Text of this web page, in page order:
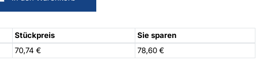
Stückpreis
Sie sparen
70,74 € 78,60 €